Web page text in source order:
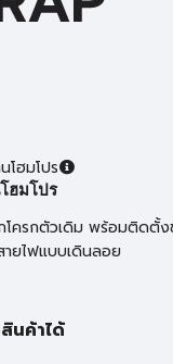
ฮมโปร
ฮมโปร
โครกตัวเดิม พร้อมติดตั้ง
ยไฟแบบเดินลอย
นค้าได้